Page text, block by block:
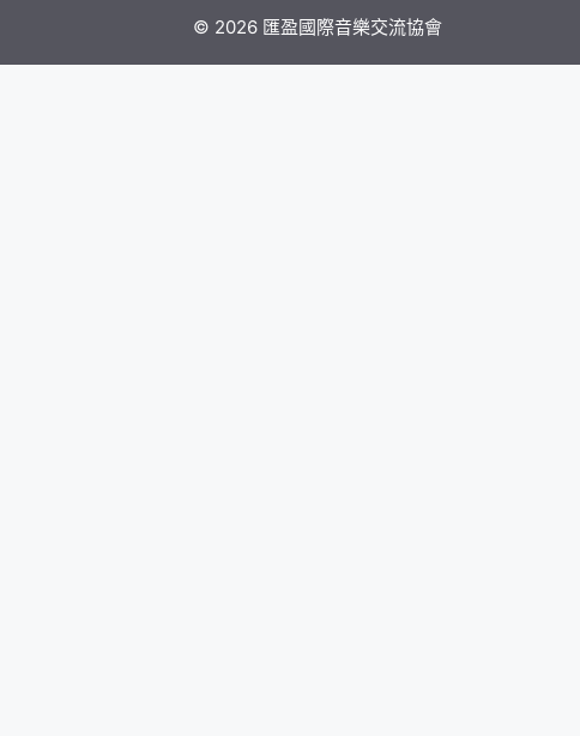
© 2026 匯盈國際音樂交流協會